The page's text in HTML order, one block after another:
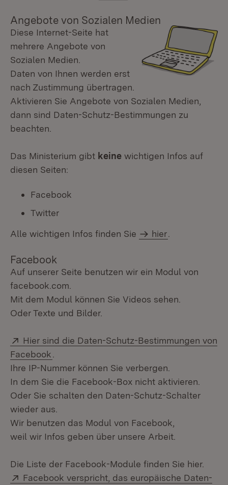
Angebote von Sozialen Medien
Diese Internet-Seite hat
mehrere Angebote von
Sozialen Medien.
Daten von Ihnen werden erst
nach Zustimmung übertragen.
Aktivieren Sie Angebote von Sozialen Medien,
dann sind Daten-Schutz-Bestimmungen zu
beachten.
Das Ministerium gibt keine wichtigen Infos auf
diesen Seiten:
Facebook
Twitter
Alle wichtigen Infos finden Sie
hier
Facebook
Auf unserer Seite benutzen wir ein Modul von
facebook.com.
Mit dem Modul können Sie Videos sehen.
Oder Texte und Bilder.
Extern:
Hier sind die Daten-Schutz-Bestimmungen von
Facebook
Ihre IP-Nummer können Sie verbergen.
In dem Sie die Facebook-Box nicht aktivieren.
Oder Sie schalten den Daten-Schutz-Schalter
wieder aus.
Wir benutzen das Modul von Facebook,
weil wir Infos geben über unsere Arbeit.
Die Liste der Facebook-Module finden Sie hier.
Extern:
Facebook verspricht, das europäische Daten-